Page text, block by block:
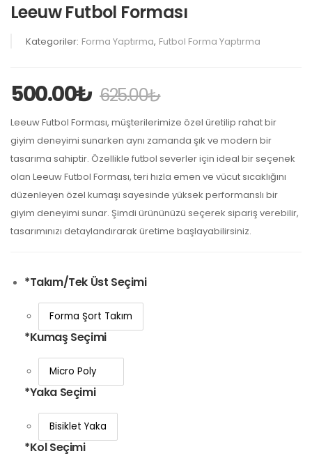
Leeuw Futbol Forması
Kategoriler: Forma Yaptırma, Futbol Forma Yaptırma
500.00₺ 625.00₺
Leeuw Futbol Forması, müşterilerimize özel üretilip rahat bir
giyim deneyimi sunarken aynı zamanda şık ve modern bir
tasarıma sahiptir. Özellikle futbol severler için ideal bir seçenek
olan Leeuw Futbol Forması, teri hızla emen ve vücut sıcaklığını
düzenleyen özel kumaşı sayesinde yüksek performanslı bir
giyim deneyimi sunar. Şimdi ürününüzü seçerek sipariş verebilir,
tasarımınızı detaylandırarak üretime başlayabilirsiniz.
*Takım/Tek Üst Seçimi
*Kumaş Seçimi
*Yaka Seçimi
*Kol Seçimi